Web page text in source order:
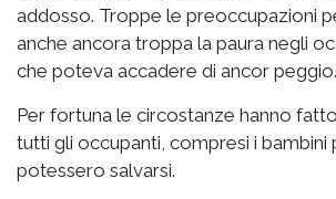
addosso. Troppe le preoccupazioni
anche ancora troppa la paura negli
che poteva accadere di ancor peggio.
Per fortuna le circostanze hanno
tutti gli occupanti, compresi i bambini
potessero salvarsi.